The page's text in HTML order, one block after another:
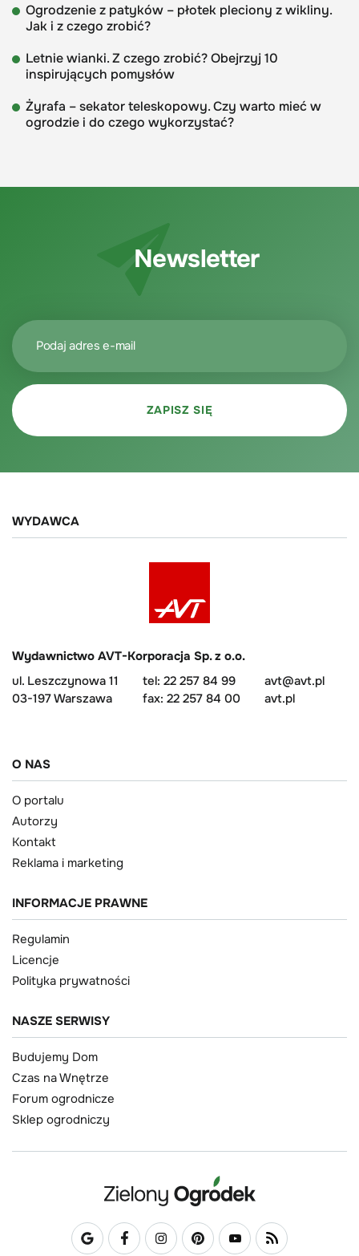
Ogrodzenie z patyków – płotek pleciony z wikliny.
Jak i z czego zrobić?
Letnie wianki. Z czego zrobić? Obejrzyj 10
inspirujących pomysłów
Żyrafa – sekator teleskopowy. Czy warto mieć w
ogrodzie i do czego wykorzystać?
Newsletter
WYDAWCA
Wydawnictwo AVT-Korporacja Sp. z o.o.
ul. Leszczynowa 11
03-197 Warszawa
tel: 22 257 84 99
fax: 22 257 84 00
avt@avt.pl
avt.pl
O NAS
O portalu
Autorzy
Kontakt
Reklama i marketing
INFORMACJE PRAWNE
Regulamin
Licencje
Polityka prywatności
NASZE SERWISY
Budujemy Dom
Czas na Wnętrze
Forum ogrodnicze
Sklep ogrodniczy